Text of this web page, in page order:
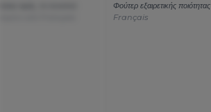
Φούτερ εξαιρετικής ποιότητας
Français